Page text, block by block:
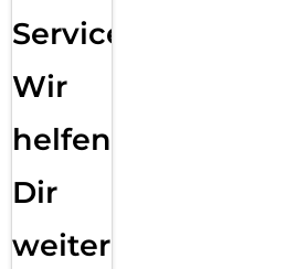
Service:
Wir
helfen
Dir
weiter